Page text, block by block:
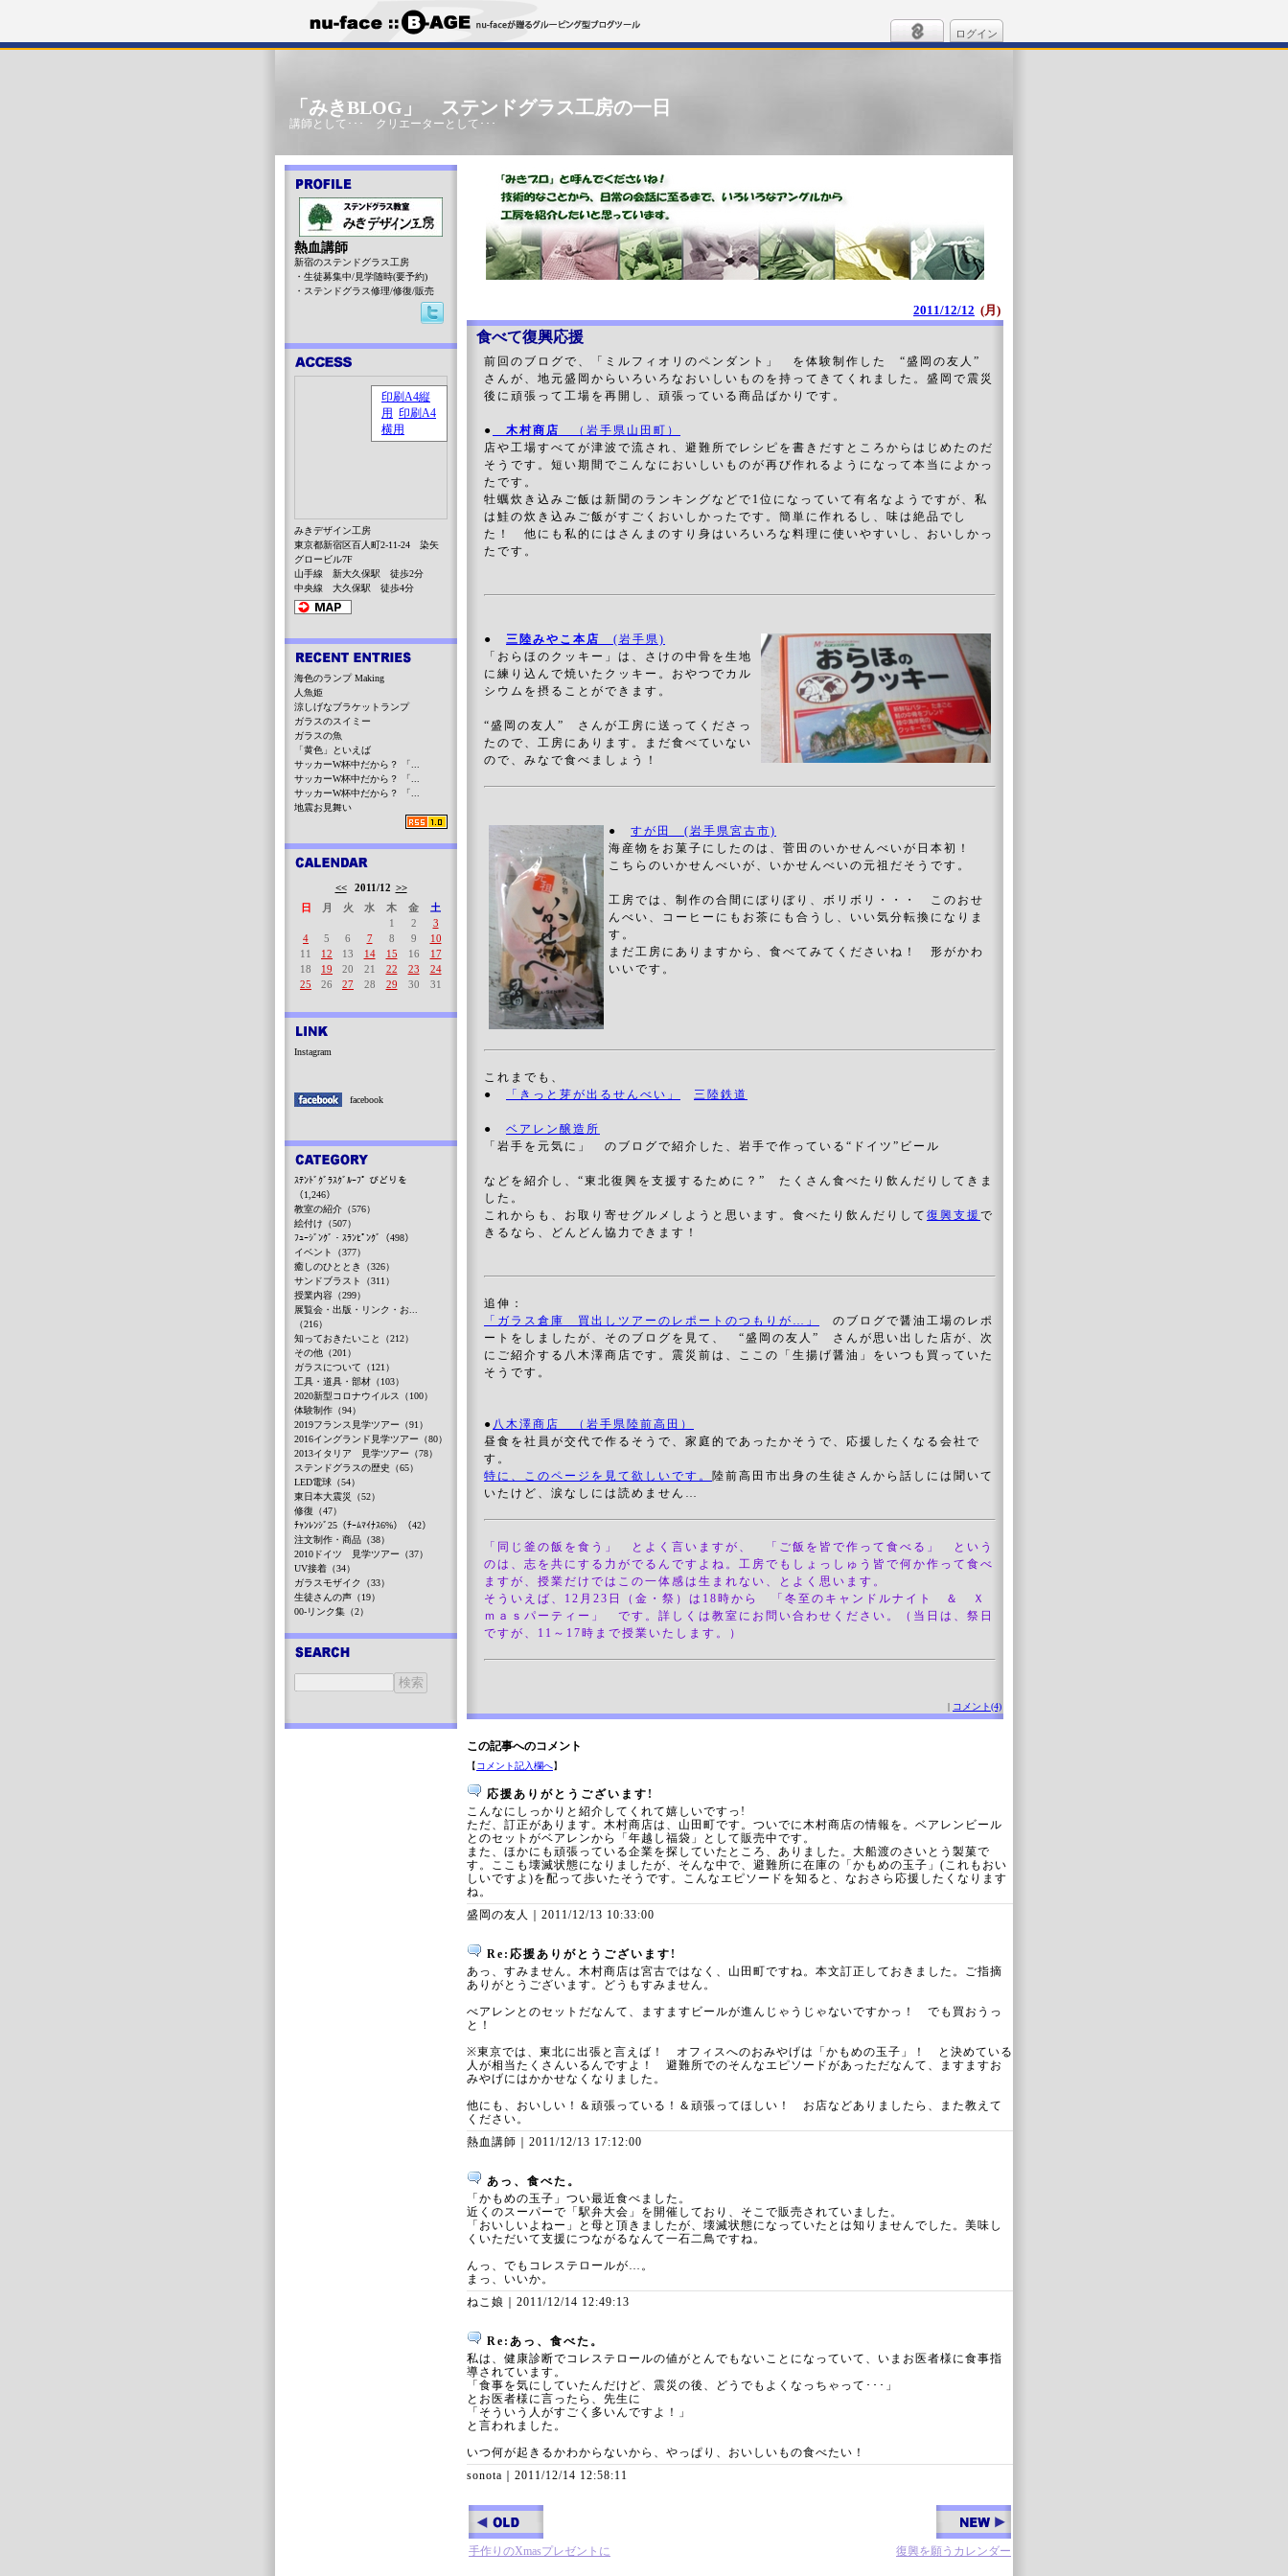
ログイン
「みきBLOG」 ステンドグラス工房の一日
講師として･･･ クリエーターとして･･･
2011/12/12 (月)
食べて復興応援
前回のブログで、「ミルフィオリのペンダント」 を体験制作した “盛岡の友人”
さんが、地元盛岡からいろいろなおいしいものを持ってきてくれました。盛岡で震災
後に頑張って工場を再開し、頑張っている商品ばかりです。
● 木村商店
（岩手県山田町）
店や工場すべてが津波で流され、避難所でレシピを書きだすところからはじめたのだ
そうです。短い期間でこんなにおいしいものが再び作れるようになって本当によかっ
たです。
牡蠣炊き込みご飯は新聞のランキングなどで1位になっていて有名なようですが、私
は鮭の炊き込みご飯がすごくおいしかったです。簡単に作れるし、味は絶品でし
た！ 他にも私的にはさんまのすり身はいろいろな料理に使いやすいし、おいしかっ
たです。
● 三陸みやこ本店
(岩手県)
「おらほのクッキー」は、さけの中骨を生地
に練り込んで焼いたクッキー。おやつでカル
シウムを摂ることができます。
“盛岡の友人” さんが工房に送ってくださっ
たので、工房にあります。まだ食べていない
ので、みなで食べましょう！
● すが田 (岩手県宮古市)
海産物をお菓子にしたのは、菅田のいかせんべいが日本初！
こちらのいかせんべいが、いかせんべいの元祖だそうです。
工房では、制作の合間にぼりぼり、ボリボリ・・・ このおせ
んべい、コーヒーにもお茶にも合うし、いい気分転換になりま
す。
まだ工房にありますから、食べてみてくださいね！ 形がかわ
いいです。
これまでも、
●
「きっと芽が出るせんべい」 三陸鉄道
● ベアレン醸造所
「岩手を元気に」 のブログで紹介した、岩手で作っている“ドイツ”ビール
などを紹介し、“東北復興を支援するために？” たくさん食べたり飲んだりしてきま
した。
これからも、お取り寄せグルメしようと思います。食べたり飲んだりして 復興支援 で
きるなら、どんどん協力できます！
追伸：
「ガラス倉庫 買出しツアーのレポートのつもりが…」
のブログで醤油工場のレポ
ートをしましたが、そのブログを見て、 “盛岡の友人” さんが思い出した店が、次
にご紹介する八木澤商店です。震災前は、ここの「生揚げ醤油」をいつも買っていた
そうです。
● 八木澤商店 （岩手県陸前高田）
昼食を社員が交代で作るそうで、家庭的であったかそうで、応援したくなる会社で
す。
特に、このページを見て欲しいです。 陸前高田市出身の生徒さんから話しには聞いて
いたけど、涙なしには読めません…
「同じ釜の飯を食う」 とよく言いますが、 「ご飯を皆で作って食べる」 という
のは、志を共にする力がでるんですよね。工房でもしょっしゅう皆で何か作って食べ
ますが、授業だけではこの一体感は生まれない、とよく思います。
そういえば、12月23日（金・祭）は18時から 「冬至のキャンドルナイト ＆ Ｘ
ｍａｓパーティー」 です。詳しくは教室にお問い合わせください。（当日は、祭日
ですが、11～17時まで授業いたします。）
| コメント(4)
この記事へのコメント
【コメント記入欄へ】
応援ありがとうございます!
こんなにしっかりと紹介してくれて嬉しいですっ!
ただ、訂正があります。木村商店は、山田町です。ついでに木村商店の情報を。ベアレンビール
とのセットがベアレンから「年越し福袋」として販売中です。
また、ほかにも頑張っている企業を探していたところ、ありました。大船渡のさいとう製菓で
す。ここも壊滅状態になりましたが、そんな中で、避難所に在庫の「かもめの玉子」(これもおい
しいですよ)を配って歩いたそうです。こんなエピソードを知ると、なおさら応援したくなります
ね。
盛岡の友人｜ 2011/12/13 10:33:00
Re:応援ありがとうございます!
あっ、すみません。木村商店は宮古ではなく、山田町ですね。本文訂正しておきました。ご指摘
ありがとうございます。どうもすみません。
べアレンとのセットだなんて、ますますビールが進んじゃうじゃないですかっ！ でも買おうっ
と！
※東京では、東北に出張と言えば！ オフィスへのおみやげは「かもめの玉子」！ と決めている
人が相当たくさんいるんですよ！ 避難所でのそんなエピソードがあっただなんて、ますますお
みやげにはかかせなくなりました。
他にも、おいしい！＆頑張っている！＆頑張ってほしい！ お店などありましたら、また教えて
ください。
熱血講師｜ 2011/12/13 17:12:00
あっ、食べた。
「かもめの玉子」つい最近食べました。
近くのスーパーで「駅弁大会」を開催しており、そこで販売されていました。
「おいしいよねー」と母と頂きましたが、壊滅状態になっていたとは知りませんでした。美味し
くいただいて支援につながるなんて一石二鳥ですね。
んっ、でもコレステロールが…。
まっ、いいか。
ねこ娘｜ 2011/12/14 12:49:13
Re:あっ、食べた。
私は、健康診断でコレステロールの値がとんでもないことになっていて、いまお医者様に食事指
導されています。
「食事を気にしていたんだけど、震災の後、どうでもよくなっちゃって･･･」
とお医者様に言ったら、先生に
「そういう人がすごく多いんですよ！」
と言われました。
いつ何が起きるかわからないから、やっぱり、おいしいもの食べたい！
sonota｜ 2011/12/14 12:58:11
手作りのXmasプレゼントに 復興を願うカレンダー
熱血講師
新宿のステンドグラス工房
・生徒募集中/見学随時(要予約)
・ステンドグラス修理/修復/販売
みきデザイン工房
東京都新宿区百人町2-11-24 染矢
グロービル7F
山手線 新大久保駅 徒歩2分
中央線 大久保駅 徒歩4分
海色のランプ Making
人魚姫
涼しげなブラケットランプ
ガラスのスイミー
ガラスの魚
「黄色」といえば
サッカーW杯中だから？ 「...
サッカーW杯中だから？ 「...
サッカーW杯中だから？ 「...
地震お見舞い
<< 2011/12 >>
日
月 火 水 木 金
土
1
2
3
4
5 6 7 8 9
10
11
12 13 14 15 16
17
18
19 20 21 22 23
24
25
26 27 28 29 30 31
Instagram
facebook
ｽﾃﾝﾄﾞｸﾞﾗｽｸﾞﾙｰﾌﾟ びどりを
（1,246）
教室の紹介（576）
絵付け（507）
ﾌｭｰｼﾞﾝｸﾞ・ｽﾗﾝﾋﾟﾝｸﾞ（498）
イベント（377）
癒しのひととき（326）
サンドブラスト（311）
授業内容（299）
展覧会・出版・リンク・お...
（216）
知っておきたいこと（212）
その他（201）
ガラスについて（121）
工具・道具・部材（103）
2020新型コロナウイルス（100）
体験制作（94）
2019フランス見学ツアー（91）
2016イングランド見学ツアー（80）
2013イタリア 見学ツアー（78）
ステンドグラスの歴史（65）
LED電球（54）
東日本大震災（52）
修復（47）
ﾁｬﾝﾚﾝｼﾞ25（ﾁｰﾑﾏｲﾅｽ6%）（42）
注文制作・商品（38）
2010ドイツ 見学ツアー（37）
UV接着（34）
ガラスモザイク（33）
生徒さんの声（19）
00-リンク集（2）